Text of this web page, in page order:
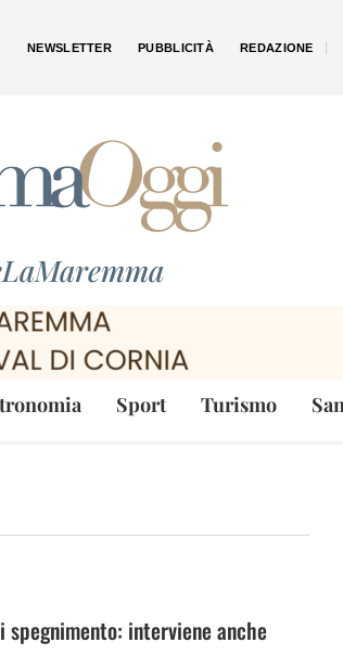
NEWSLETTER PUBBLICITÀ REDAZIONE
Sport Turismo
spegnimento: interviene anche